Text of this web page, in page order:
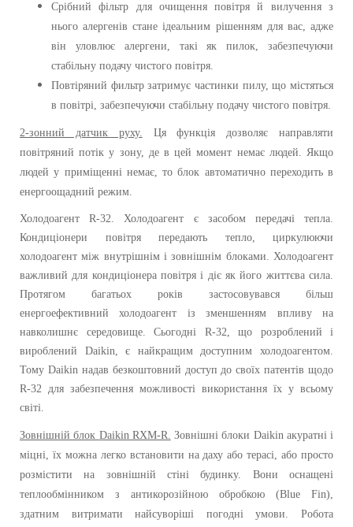
Срібний фільтр для очищення повітря й вилучення з
нього алергенів стане ідеальним рішенням для вас, адже
він уловлює алергени, такі як пилок, забезпечуючи
стабільну подачу чистого повітря.
Повтіряний фильтр затримує частинки пилу, що містяться
в повітрі, забезпечуючи стабільну подачу чистого повітря.
2-зонний датчик руху.
Ця функція дозволяє направляти
повітряний потік у зону, де в цей момент немає людей.Якщо
людей у приміщенні немає, то блок автоматично переходить в
енергоощадний режим.
Холодоагент R-32. Холодоагент є засобом передачі тепла.
Кондиціонери повітря передають тепло, циркулюючи
холодоагент між внутрішнім і зовнішнім блоками. Холодоагент
важливий для кондиціонера повітря і діє як його життєва сила.
Протягом багатьох років застосовувався більш
енергоефективний холодоагент із зменшенням впливу на
навколишнє середовище. Сьогодні R-32, що розроблений і
вироблений Daikin, є найкращим доступним холодоагентом.
Тому Daikin надав безкоштовний доступ до своїх патентів щодо
R-32 для забезпечення можливості використання їх у всьому
світі.
Зовнішній блок Daikin RXM-R. Зовнішні блоки Daikin акуратні і
міцні, їх можна легко встановити на даху або терасі, або просто
розмістити на зовнішній стіні будинку. Вони оснащені
теплообмінником з антикорозійною обробкою (Blue Fin),
здатним витримати найсуворіші погодні умови. Робота